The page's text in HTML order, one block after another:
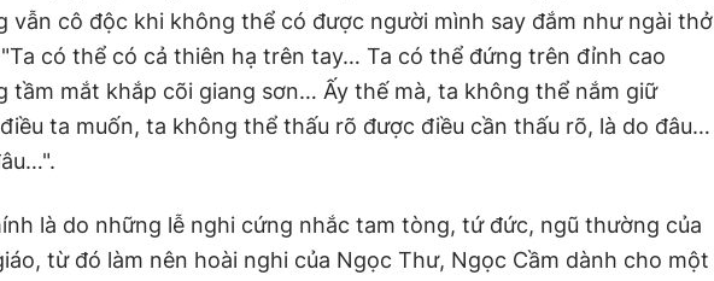
vẫn cô độc khi không thể có được người mình say đắm như ngài thở
có thể có cả thiên hạ trên tay… Ta có thể đứng trên đỉnh cao
tầm mắt khắp cõi giang sơn… Ấy thế mà, ta không thể nắm giữ
ta muốn, ta không thể thấu rõ được điều cần thấu rõ, là do đâu…
là do những lễ nghi cứng nhắc tam tòng, tứ đức, ngũ thường của
từ đó làm nên hoài nghi của Ngọc Thư, Ngọc Cầm dành cho một